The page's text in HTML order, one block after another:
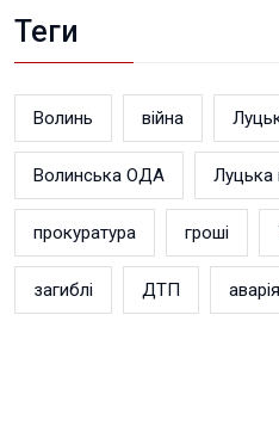
Теги
Волинь війна
Волинська ОДА Луцька
прокуратура гроші
загиблі ДТП аварія